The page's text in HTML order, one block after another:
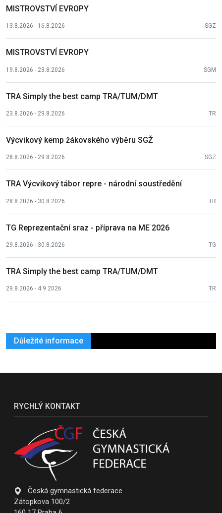
MISTROVSTVÍ EVROPY
13.8.2026 - 16.8.2026 SGZ
MISTROVSTVÍ EVROPY
19.8.2026 - 23.8.2026 SGM
TRA Simply the best camp TRA/TUM/DMT
23.8.2026 - 29.8.2026 TR
Výcvikový kemp žákovského výběru SGŽ
28.8.2026 - 29.8.2026 SGZ
TRA Výcvikový tábor repre - národní soustředění
28.8.2026 - 30.8.2026 TR
TG Reprezentační sraz - příprava na ME 2026
29.8.2026 - 30.8.2026 TG
TRA Simply the best camp TRA/TUM/DMT
29.8.2026 - 4.9.2026 TR
Důležité informace
RYCHLÝ KONTAKT
Česká gymnastická federace
Zátopkova 100/2